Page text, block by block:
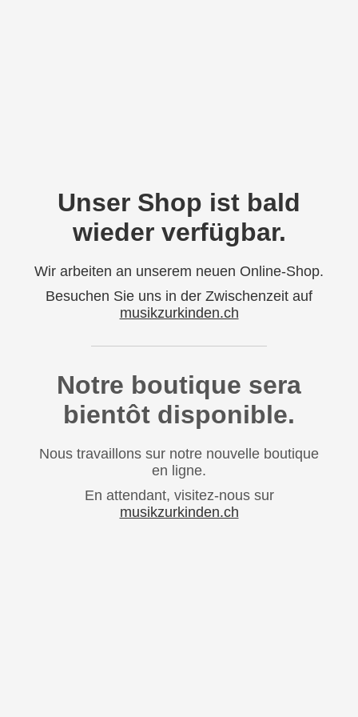
Unser Shop ist bald
wieder verfügbar.
Wir arbeiten an unserem neuen Online-Shop.
Besuchen Sie uns in der Zwischenzeit auf
musikzurkinden.ch
Notre boutique sera
bientôt disponible.
Nous travaillons sur notre nouvelle boutique
en ligne.
En attendant, visitez-nous sur
musikzurkinden.ch